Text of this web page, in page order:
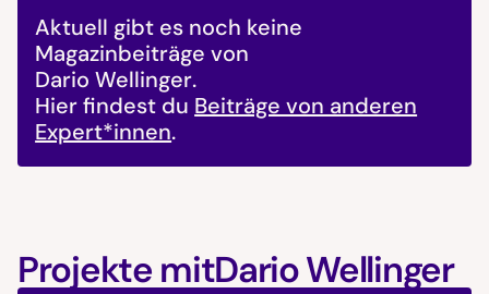
Aktuell gibt es noch keine
Magazinbeiträge von
Dario Wellinger.
Hier findest du Beiträge von anderen
Expert*innen.
Projekte mitDario Wellinger